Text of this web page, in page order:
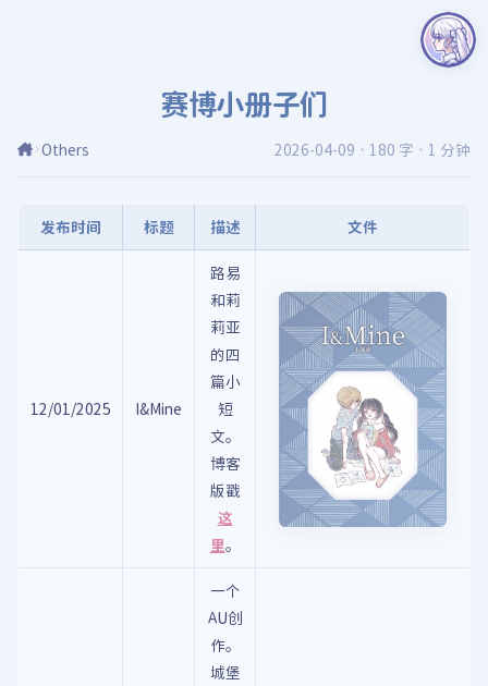
赛博小册子们
Others 2026-04-09 · 180 字 · 1 分钟
发布时间 标题 描述 文件
12/01/2025 I&Mine
路易
和莉
莉亚
的四
篇小
短
文。
博客
版戳
这
里。
一个
AU创
作。
城堡